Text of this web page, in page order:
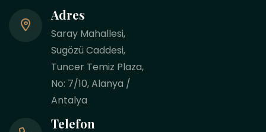
Adres
Saray Mahallesi,
Sugözü Caddesi,
Tuncer Temiz Plaza,
No: 7/10, Alanya /
Antalya
Telefon